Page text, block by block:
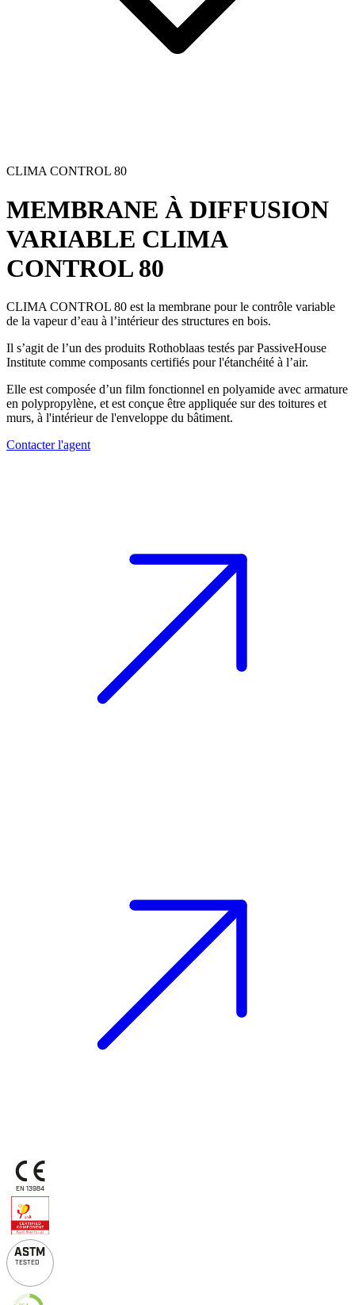
CLIMA CONTROL 80
MEMBRANE À DIFFUSION
VARIABLE CLIMA
CONTROL 80
CLIMA CONTROL 80 est la membrane pour le contrôle variable
de la vapeur d’eau à l’intérieur des structures en bois.
Il s’agit de l’un des produits Rothoblaas testés par PassiveHouse
Institute comme composants certifiés pour l'étanchéité à l’air.
Elle est composée d’un film fonctionnel en polyamide avec armature
en polypropylène, et est conçue être appliquée sur des toitures et
murs, à l'intérieur de l'enveloppe du bâtiment.
Contacter l'agent
EN 13984
TESTED
ASTM